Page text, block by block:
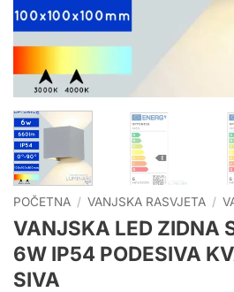
POČETNA / VANJSKA RASVJETA /
VANJSKA LED ZIDNA
6W IP54 PODESIVA
SIVA